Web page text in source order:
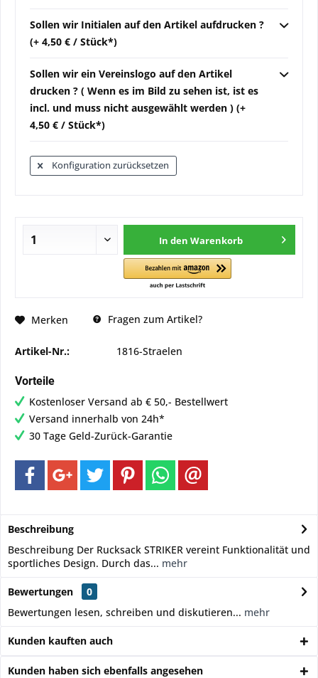
Sollen wir Initialen auf den Artikel aufdrucken ?
(+ 4,50 € / Stück*)
Sollen wir ein Vereinslogo auf den Artikel
drucken ? ( Wenn es im Bild zu sehen ist, ist es
incl. und muss nicht ausgewählt werden ) (+
4,50 € / Stück*)
Konfiguration zurücksetzen
In den Warenkorb
Merken Fragen zum Artikel?
Artikel-Nr.: 1816-Straelen
Vorteile
Kostenloser Versand ab € 50,- Bestellwert
Versand innerhalb von 24h*
30 Tage Geld-Zurück-Garantie
Beschreibung
Beschreibung Der Rucksack STRIKER vereint Funktionalität und
sportliches Design. Durch das... mehr
Bewertungen
0
Bewertungen lesen, schreiben und diskutieren... mehr
Kunden kauften auch
Kunden haben sich ebenfalls angesehen